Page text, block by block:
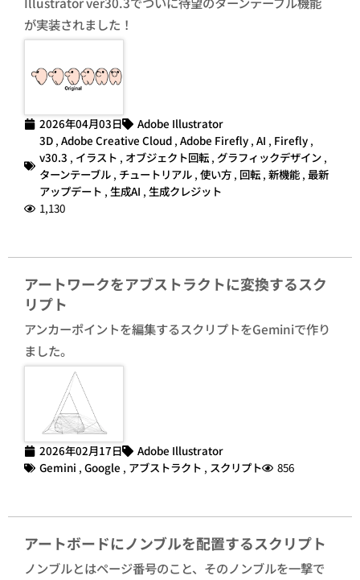
が実装されました！
2026年04月03日
Adobe Illustrator
3D , Adobe Creative Cloud , Adobe Firefly , AI , Firefly ,
v30.3 , イラスト , オブジェクト回転 , グラフィックデザイン ,
ターンテーブル , チュートリアル , 使い方 , 回転 , 新機能 , 最新
アップデート , 生成AI , 生成クレジット
1,130
アートワークをアブストラクトに変換するスク
リプト
アンカーポイントを編集するスクリプトをGeminiで作り
ました。
2026年02月17日
Adobe Illustrator
Gemini , Google , アブストラクト , スクリプト 856
アートボードにノンブルを配置するスクリプト
ノンブルとはページ番号のこと、そのノンブルを一撃で